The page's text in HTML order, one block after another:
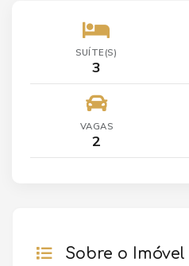
SUÍTE(S)
3
VAGAS
2
Sobre o Imóvel